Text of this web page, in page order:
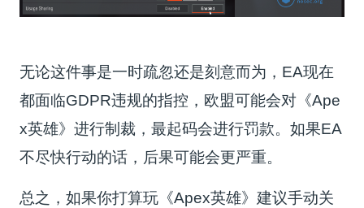
无论这件事是一时疏忽还是刻意而为，EA现在
都面临GDPR违规的指控，欧盟可能会对《Ape
x英雄》进行制裁，最起码会进行罚款。如果EA
不尽快行动的话，后果可能会更严重。
总之，如果你打算玩《Apex英雄》建议手动关